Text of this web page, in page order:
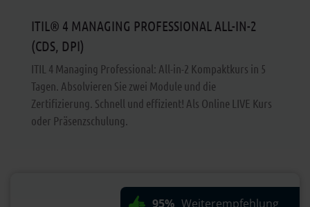
ITIL® 4 MANAGING PROFESSIONAL ALL-IN-2
(CDS, DPI)
ITIL 4 Managing Professional: All-in-2 Kompaktkurs in 5
Tagen. Absolvieren Sie zwei Module und die
Zertifizierung. Schnell und effizient! Als Online LIVE Kurs
oder Präsenzschulung.
95% Weiterempfehlung